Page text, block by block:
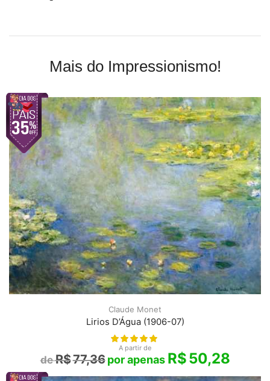
Mais do Impressionismo!
Claude Monet
Lirios D’Água (1906-07)
A partir de
R$77,36 R$50,28